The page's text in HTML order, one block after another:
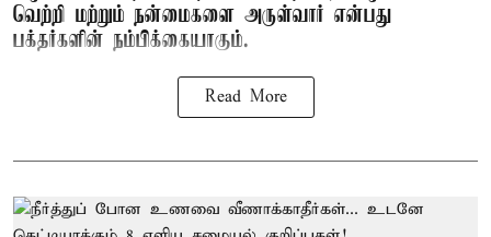
வெற்றி மற்றும் நன்மைகளை அருள்வார் என்பது
பக்தர்களின் நம்பிக்கையாகும்.
Read More